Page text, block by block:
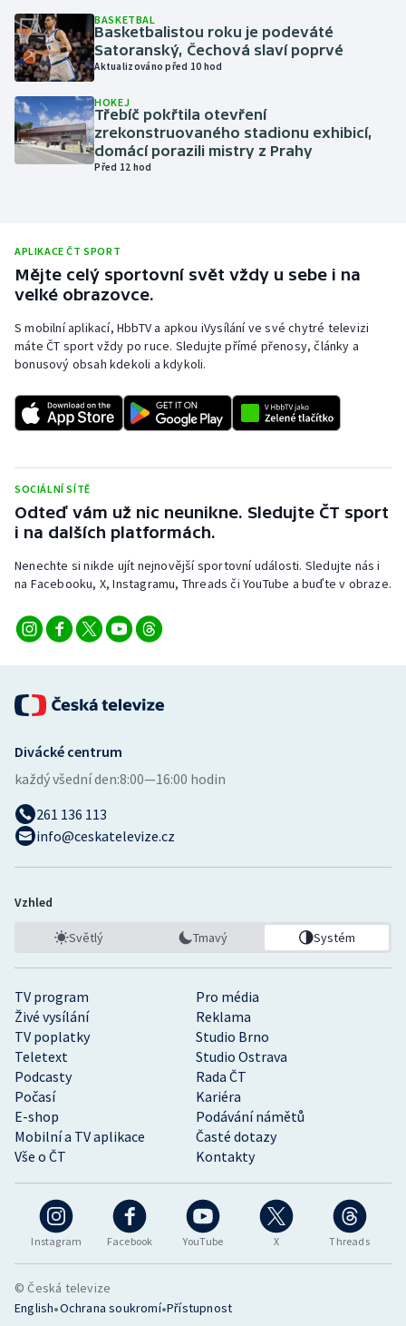
Moderní pětiboj
Olympijské hry
Plážový volejbal
Rychlobruslení
Rychlostní kanoistika
Sportovní střelba
Stolní tenis
Triatlon
Veslování
Volejbal
Ostatní
BASKETBAL
Basketbalistou roku je podeváté
Satoranský, Čechová slaví poprvé
Aktualizováno před 10 hod
HOKEJ
Třebíč pokřtila otevření
zrekonstruovaného stadionu exhibicí,
domácí porazili mistry z Prahy
Před 12 hod
APLIKACE ČT SPORT
Mějte celý sportovní svět vždy u sebe i na
velké obrazovce.
S mobilní aplikací, HbbTV a apkou iVysílání ve své chytré televizi
máte ČT sport vždy po ruce. Sledujte přímé přenosy, články a
bonusový obsah kdekoli a kdykoli.
SOCIÁLNÍ SÍTĚ
Odteď vám už nic neunikne. Sledujte ČT sport
i na dalších platformách.
Nenechte si nikde ujít nejnovější sportovní události. Sledujte nás i
na Facebooku, X, Instagramu, Threads či YouTube a buďte v obraze.
Instagram Facebook YouTube X Threads
TV program
Pro média
Živé vysílání
Reklama
TV poplatky
Studio Brno
Teletext
Studio Ostrava
Podcasty
Rada ČT
Počasí
Kariéra
E-shop
Podávání námětů
Mobilní a TV aplikace
Časté dotazy
Vše o ČT
Kontakty
Divácké centrum
každý všední den:8:00—16:00 hodin
261 136 113
info@ceskatelevize.cz
Vzhled
Světlý Tmavý Systém
© Česká televize
English•Ochrana soukromí•Přístupnost